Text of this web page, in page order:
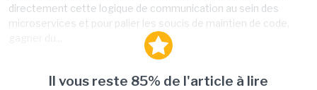
directement cette logique de communication au sein des
microservices et pour palier les soucis de maintien de code,
Il vous reste 85% de l'article à lire